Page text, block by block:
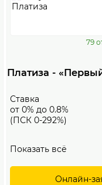
79
Платиза -
Ставка
от 0% до 0.8%
(ПСК 0-292%)
Показать всё
Онлайн-